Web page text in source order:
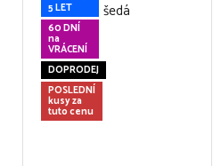
5 LET
60 DNÍ
na
VRÁCENÍ
DOPRODEJ
POSLEDNÍ
kusy za
tuto cenu